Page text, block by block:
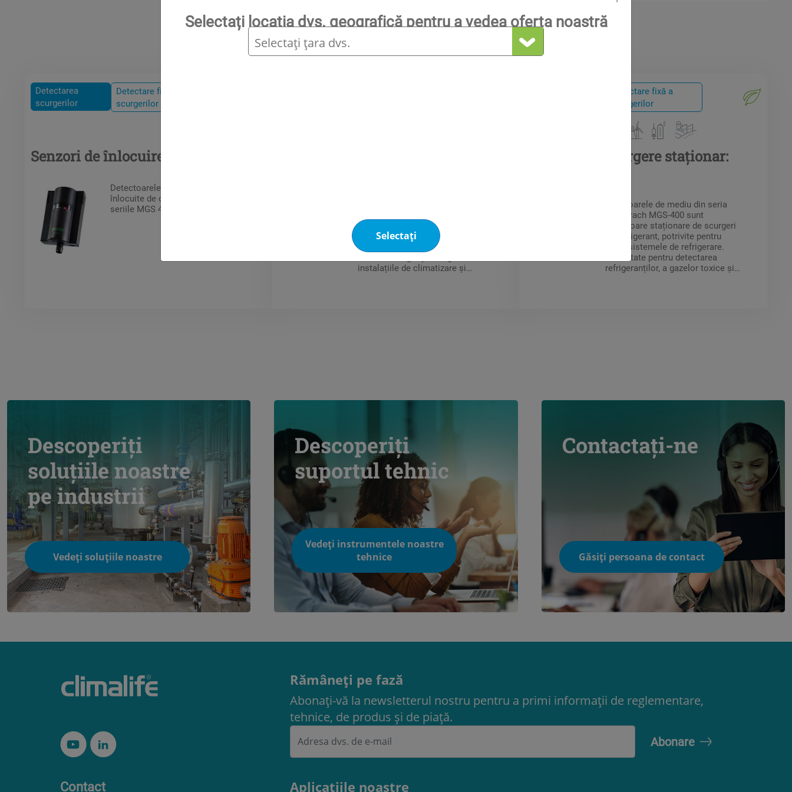
Selectați locația dvs. geografică pentru a vedea oferta noastră
Selectați
Alte produse care v-ar putea interesa
Detectarea
scurgerilor
Detectare fixă a
scurgerilor
Senzori de înlocuire MGS 150
Detectoarele MGS 150 sunt acum
înlocuite de o nouă gamă:
seriile MGS 400 și MGS 550.
scurgerilor de agenți frigorifici,
gaze toxice, combustibili și
oxigen. Se recomandă pentru
instalațiile de climatizare și
Detectare fixă a
scurgerilor
Detector de scurgere staționar:
Monitoarele de mediu din seria
Bacharach MGS-400 sunt
detectoare staționare de scurgeri
de refrigerant, potrivite pentru
toate sistemele de refrigerare.
Proiectate pentru detectarea
refrigeranților, a gazelor toxice și
Descoperiți
soluțiile noastre
pe industrii
Vedeți soluțiile noastre
Descoperiți
suportul tehnic
Vedeți instrumentele noastre
tehnice
Contactați-ne
Găsiți persoana de contact
Contact
Rămâneți pe fază
Abonați-vă la newsletterul nostru pentru a primi informații de reglementare,
tehnice, de produs și de piață.
Aplicațiile noastre